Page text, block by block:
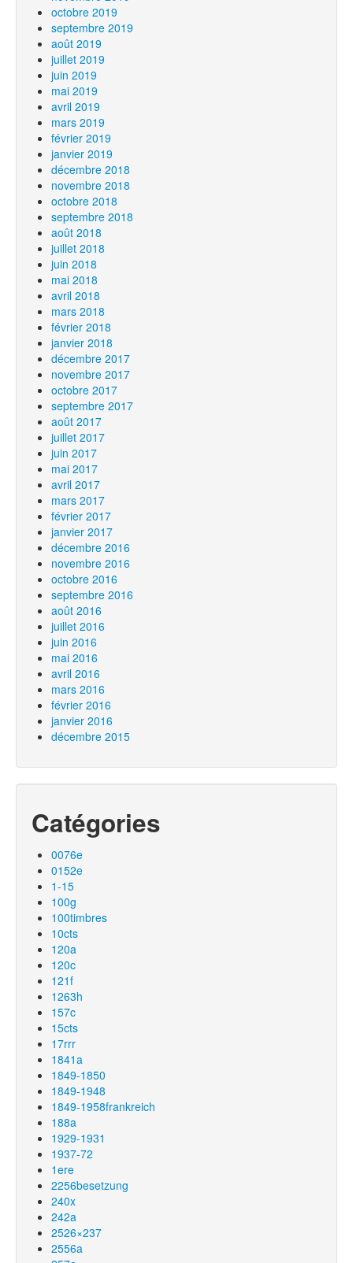
octobre 2019
septembre 2019
août 2019
juillet 2019
juin 2019
mai 2019
avril 2019
mars 2019
février 2019
janvier 2019
décembre 2018
novembre 2018
octobre 2018
septembre 2018
août 2018
juillet 2018
juin 2018
mai 2018
avril 2018
mars 2018
février 2018
janvier 2018
décembre 2017
novembre 2017
octobre 2017
septembre 2017
août 2017
juillet 2017
juin 2017
mai 2017
avril 2017
mars 2017
février 2017
janvier 2017
décembre 2016
novembre 2016
octobre 2016
septembre 2016
août 2016
juillet 2016
juin 2016
mai 2016
avril 2016
mars 2016
février 2016
janvier 2016
décembre 2015
Catégories
0076e
0152e
1-15
100g
100timbres
10cts
120a
120c
121f
1263h
157c
15cts
17rrr
1841a
1849-1850
1849-1948
1849-1958frankreich
188a
1929-1931
1937-72
1ere
2256besetzung
240x
242a
2526×237
2556a